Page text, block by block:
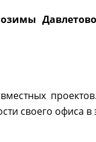
своего офиса